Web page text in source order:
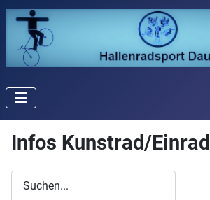
Infos Kunstrad/Einrad